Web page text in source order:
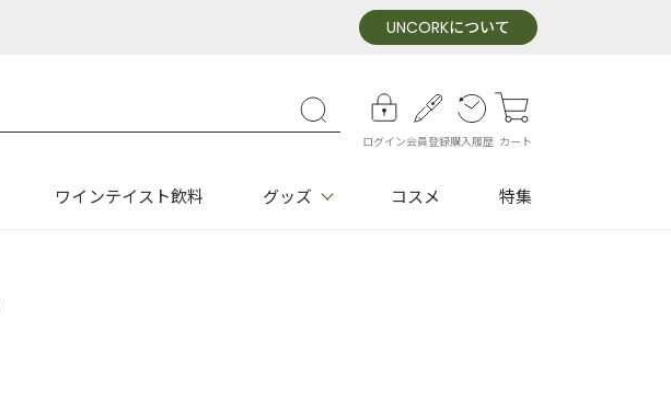
UNCORKについて
ログイン会員登録購入履歴 カート
ワインテイスト飲料 グッズ コスメ 特集